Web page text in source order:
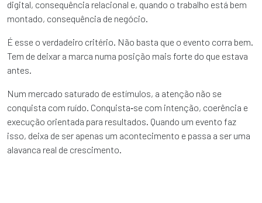
digital, consequência relacional e, quando o trabalho está bem
montado, consequência de negócio.
É esse o verdadeiro critério. Não basta que o evento corra bem.
Tem de deixar a marca numa posição mais forte do que estava
antes.
Num mercado saturado de estímulos, a atenção não se
conquista com ruído. Conquista‑se com intenção, coerência e
execução orientada para resultados. Quando um evento faz
isso, deixa de ser apenas um acontecimento e passa a ser uma
alavanca real de crescimento.